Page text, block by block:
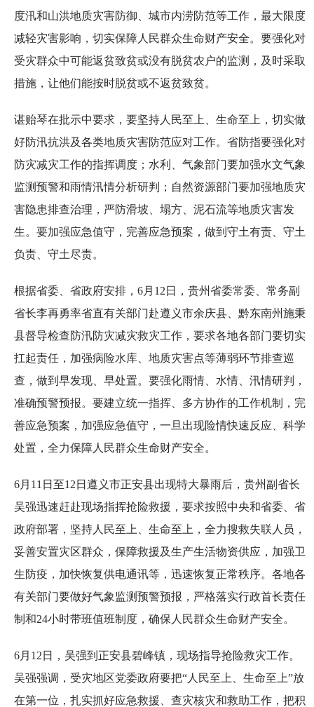
度汛和山洪地质灾害防御、城市内涝防范等工作，最大限度
减轻灾害影响，切实保障人民群众生命财产安全。要强化对
受灾群众中可能返贫致贫或没有脱贫农户的监测，及时采取
措施，让他们能按时脱贫或不返贫致贫。
谌贻琴在批示中要求，要坚持人民至上、生命至上，切实做
好防汛抗洪及各类地质灾害防范应对工作。省防指要强化对
防灾减灾工作的指挥调度；水利、气象部门要加强水文气象
监测预警和雨情汛情分析研判；自然资源部门要加强地质灾
害隐患排查治理，严防滑坡、塌方、泥石流等地质灾害发
生。要加强应急值守，完善应急预案，做到守土有责、守土
负责、守土尽责。
根据省委、省政府安排，6月12日，贵州省委常委、常务副
省长李再勇率省直有关部门赴遵义市余庆县、黔东南州施秉
县督导检查防汛防灾减灾救灾工作，要求各地各部门要切实
扛起责任，加强病险水库、地质灾害点等薄弱环节排查巡
查，做到早发现、早处置。要强化雨情、水情、汛情研判，
准确预警预报。要建立统一指挥、多方协作的工作机制，完
善应急预案，加强应急值守，一旦出现险情快速反应、科学
处置，全力保障人民群众生命财产安全。
6月11日至12日遵义市正安县出现特大暴雨后，贵州副省长
吴强迅速赶赴现场指挥抢险救援，要求按照中央和省委、省
政府部署，坚持人民至上、生命至上，全力搜救失联人员，
妥善安置灾区群众，保障救援及生产生活物资供应，加强卫
生防疫，加快恢复供电通讯等，迅速恢复正常秩序。各地各
有关部门要做好气象监测预警预报，严格落实行政首长责任
制和24小时带班值班制度，确保人民群众生命财产安全。
6月12日，吴强到正安县碧峰镇，现场指导抢险救灾工作。
吴强强调，受灾地区党委政府要把“人民至上、生命至上”放
在第一位，扎实抓好应急救援、查灾核灾和救助工作，把积